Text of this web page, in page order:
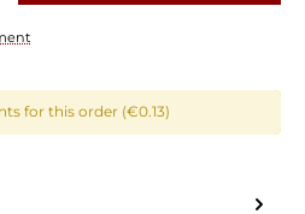
for this order (€0.13)